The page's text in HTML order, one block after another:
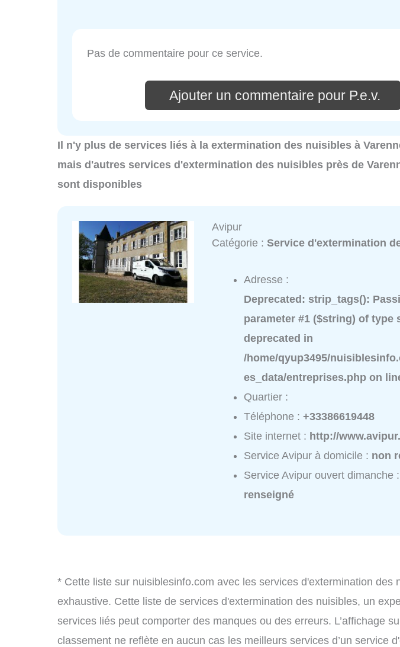
Pas de commentaire pour ce service.
Ajouter un commentaire pour P.e.v.
Il n'y plus de services liés à la extermination des nuisibles à
mais d'autres services d'extermination des nuisibles près de
sont disponibles
Avipur
Catégorie :Service d'extermination
Adresse :
Deprecated: strip_tags():
parameter #1 ($string) of type
deprecated in
/home/qyup3495/
es_data/entreprises.php on
Quartier :
Téléphone :+33386619448
Site internet : http://
Service Avipur à domicile : non
Service Avipur ouvert dimanche :
renseigné
* Cette liste sur nuisiblesinfo.com avec les services d'extermination des
exhaustive. Cette liste de services d'extermination des nuisibles, un
services liés peut comporter des manques ou des erreurs. L’affichage
classement ne reflète en aucun cas les meilleurs services d’un service